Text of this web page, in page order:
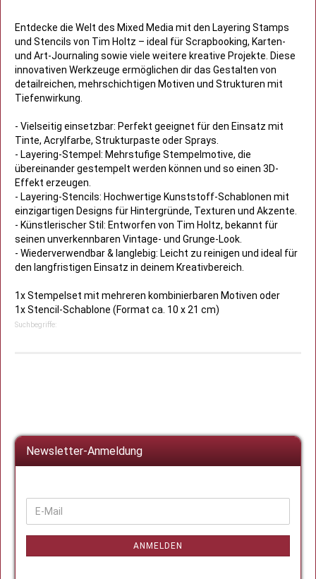
Entdecke die Welt des Mixed Media mit den Layering Stamps
und Stencils von Tim Holtz – ideal für Scrapbooking, Karten-
und Art-Journaling sowie viele weitere kreative Projekte. Diese
innovativen Werkzeuge ermöglichen dir das Gestalten von
detailreichen, mehrschichtigen Motiven und Strukturen mit
Tiefenwirkung.
- Vielseitig einsetzbar: Perfekt geeignet für den Einsatz mit
Tinte, Acrylfarbe, Strukturpaste oder Sprays.
- Layering-Stempel: Mehrstufige Stempelmotive, die
übereinander gestempelt werden können und so einen 3D-
Effekt erzeugen.
- Layering-Stencils: Hochwertige Kunststoff-Schablonen mit
einzigartigen Designs für Hintergründe, Texturen und Akzente.
- Künstlerischer Stil: Entworfen von Tim Holtz, bekannt für
seinen unverkennbaren Vintage- und Grunge-Look.
- Wiederverwendbar & langlebig: Leicht zu reinigen und ideal für
den langfristigen Einsatz in deinem Kreativbereich.
1x Stempelset mit mehreren kombinierbaren Motiven oder
1x Stencil-Schablone (Format ca. 10 x 21 cm)
Suchbegriffe:
Newsletter-Anmeldung
WEITER
ZUR
NEWSLETTER-
E-
Mail
ANMELDEN